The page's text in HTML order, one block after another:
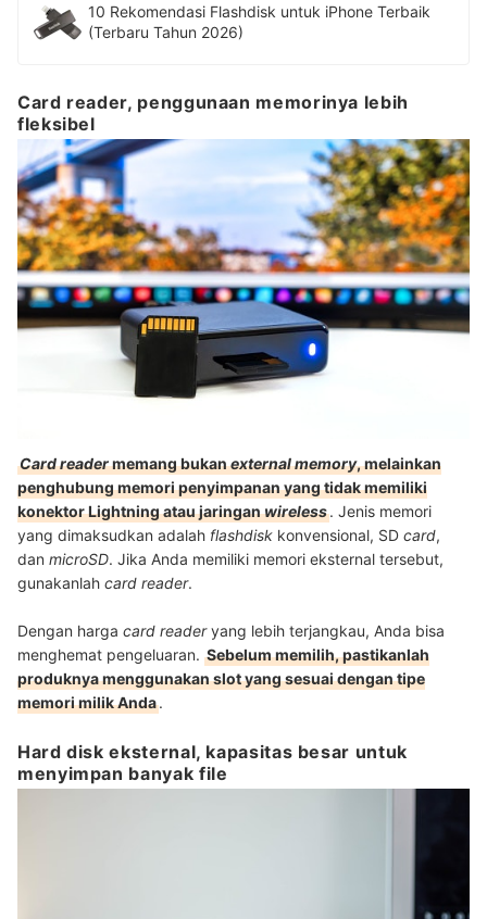
10 Rekomendasi Flashdisk untuk iPhone Terbaik
(Terbaru Tahun 2026)
Card reader, penggunaan memorinya lebih
fleksibel
Card readermemang bukanexternal memory, melainkan
penghubung memori penyimpanan yang tidak memiliki
konektor Lightning atau jaringanwireless. Jenis memori
yang dimaksudkan adalah flashdisk konvensional, SD card,
dan microSD. Jika Anda memiliki memori eksternal tersebut,
gunakanlah card reader.
Dengan harga card readeryang lebih terjangkau, Anda bisa
menghemat pengeluaran. Sebelum memilih, pastikanlah
produknya menggunakan slotyang sesuai dengan tipe
memori milik Anda.
Hard disk eksternal, kapasitas besar untuk
menyimpan banyak file